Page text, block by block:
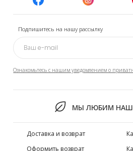
Подпишитесь на нашу рассылку
Ознакомьтесь с нашим уведомлением о
МЫ ЛЮБИМ
Доставка и возврат
Оформить возврат